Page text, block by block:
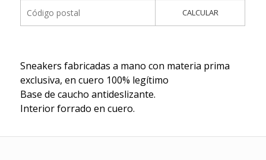
CALCULAR
Sneakers fabricadas a mano con materia prima
exclusiva, en cuero 100% legítimo
Base de caucho antideslizante.
Interior forrado en cuero.